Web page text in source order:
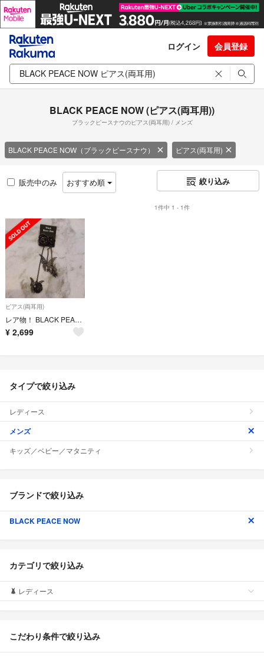
ログイン 会員登録
BLACK PEACE NOW (ピアス(両耳用))
ブラックピースナウのピアス(両耳用) / メンズ
BLACK PEACE NOW（ブラックピースナウ） ピアス(両耳用)
販売中のみ おすすめ順 絞り込み
1件中 1 - 1件
ピアス(両耳用)
レア物！ BLACK PEACE NOW 薔薇と蝶々のピアス BPN ピースナウ
¥ 2,699
タイプで絞り込み
レディース
メンズ
キッズ／ベビー／マタニティ
ブランドで絞り込み
BLACK PEACE NOW
カテゴリで絞り込み
レディース
こだわり条件で絞り込み